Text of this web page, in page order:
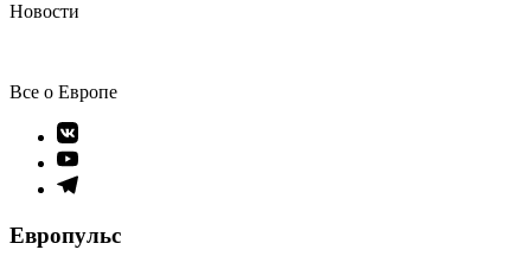
Новости
Все о Европе
Элемент
меню
Элемент
меню
Элемент
Европульс